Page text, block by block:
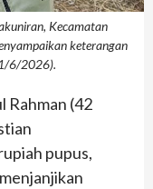
Kecamatan
keterangan
6/2026).
Rahman (42
pupus,